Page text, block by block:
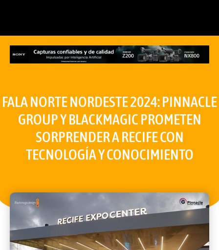
FALA NORTE NORDESTE 2024: PINNACLE
GROUP Y BLACKMAGIC PROMETEN
SORPRENDER A RECIFE CON
TECNOLOGÍA Y CONOCIMIENTO